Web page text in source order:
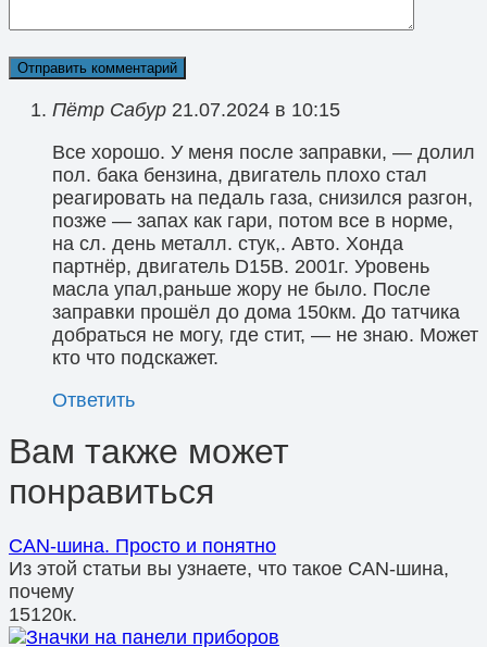
Пётр Сабур 21.07.2024 в 10:15
Все хорошо. У меня после заправки, — долил
пол. бака бензина, двигатель плохо стал
реагировать на педаль газа, снизился разгон,
позже — запах как гари, потом все в норме,
на сл. день металл. стук,. Авто. Хонда
партнёр, двигатель D15B. 2001г. Уровень
масла упал,раньше жору не было. После
заправки прошёл до дома 150км. До татчика
добраться не могу, где стит, — не знаю. Может
кто что подскажет.
Ответить
Вам также может
понравиться
CAN-шина. Просто и понятно
Из этой статьи вы узнаете, что такое CAN-шина,
почему
15120к.